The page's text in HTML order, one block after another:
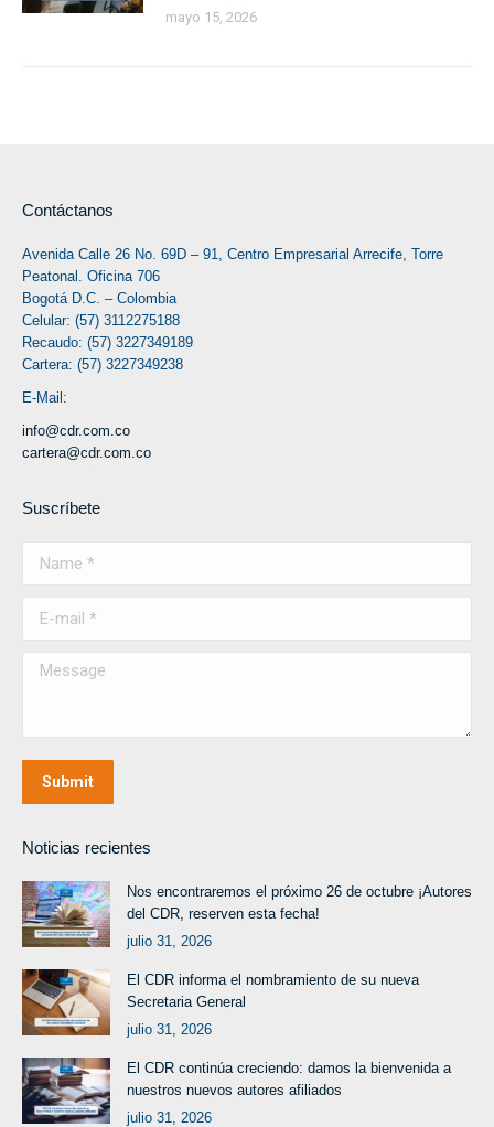
mayo 15, 2026
Contáctanos
Avenida Calle 26 No. 69D – 91, Centro Empresarial Arrecife, Torre
Peatonal. Oficina 706
Bogotá D.C. – Colombia
Celular: (57) 3112275188
Recaudo: (57) 3227349189
Cartera: (57) 3227349238
E-Mail:
info@cdr.com.co
cartera@cdr.com.co
Suscríbete
Message
Submit
Noticias recientes
Nos encontraremos el próximo 26 de octubre ¡Autores
del CDR, reserven esta fecha!
julio 31, 2026
El CDR informa el nombramiento de su nueva
Secretaria General
julio 31, 2026
El CDR continúa creciendo: damos la bienvenida a
nuestros nuevos autores afiliados
julio 31, 2026